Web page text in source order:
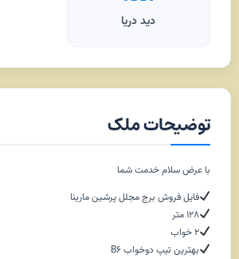
دید دریا
توضیحات ملک
با عرض سلام خدمت شما
فایل فروش برج مجلل پرشین مارینا
۱۲۸ متر
۲ خواب
بهترین تیپ دوخواب B6